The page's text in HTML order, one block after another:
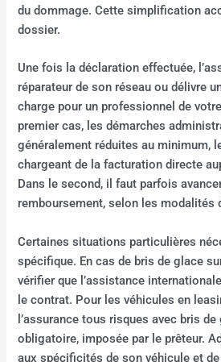
du dommage. Cette simplification
dossier.
Une fois la déclaration effectuée,
réparateur de son réseau ou délivre
charge pour un professionnel de
premier cas, les démarches
généralement réduites au minimum,
chargeant de la facturation directe
Dans le second, il faut parfois
remboursement, selon les modalités
Certaines situations particulières
spécifique. En cas de bris de glace
vérifier que l’assistance
le contrat. Pour les véhicules en
l’assurance tous risques avec bris
obligatoire, imposée par le prêteur.
aux spécificités de son véhicule et